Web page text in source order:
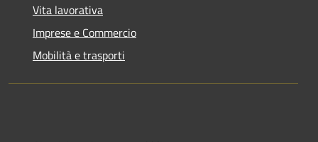
Vita lavorativa
Imprese e Commercio
Mobilità e trasporti